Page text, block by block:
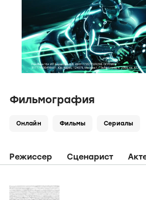
Фильмография
Онлайн Фильмы Сериалы
Режиссер Сценарист